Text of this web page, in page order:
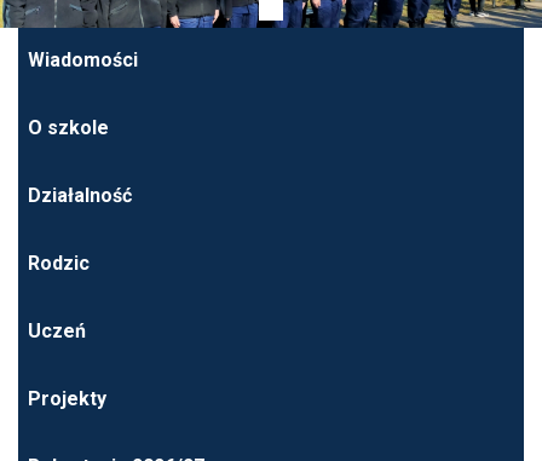
Wiadomości
O szkole
Działalność
Rodzic
Uczeń
Projekty